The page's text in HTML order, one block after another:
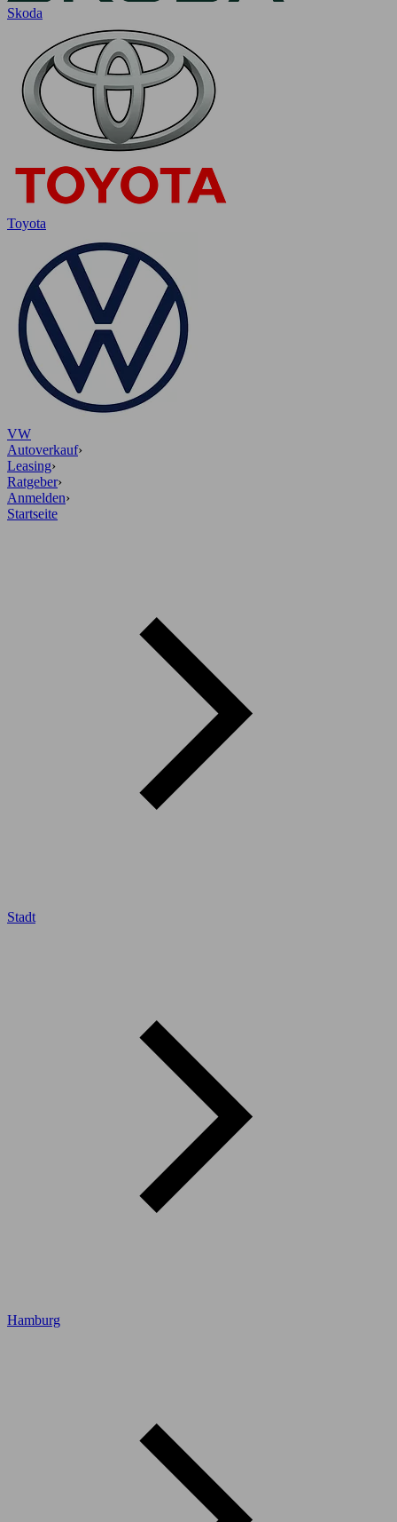
Skoda
Toyota
VW
Autoverkauf›
Leasing›
Ratgeber›
Anmelden›
Startseite
Stadt
Hamburg